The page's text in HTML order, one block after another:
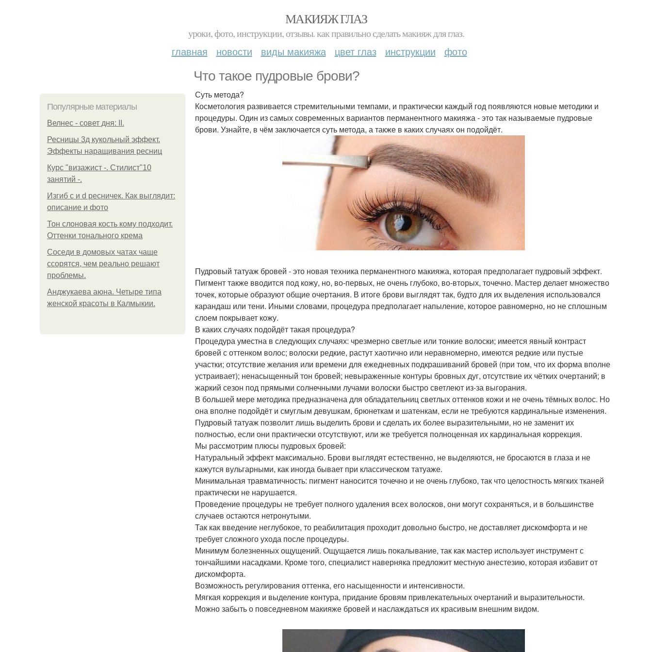
МАКИЯЖ ГЛАЗ
уроки, фото, инструкции, отзывы. как правильно сделать макияж для глаз.
главная новости виды макияжа цвет глаз инструкции фото
Что такое пудровые брови?
Популярные материалы
Велнес - совет дня: II.
Ресницы 3д кукольный эффект.
Эффекты наращивания ресниц
Курс "визажист -. Стилист"10
занятий -.
Изгиб c и d ресничек. Как выглядит:
описание и фото
Тон слоновая кость кому подходит.
Оттенки тонального крема
Соседи в домовых чатах чаще
ссорятся, чем реально решают
проблемы.
Анджукаева аюна. Четыре типа
женской красоты в Калмыкии.
Суть метода?
Косметология развивается стремительными темпами, и практически каждый год появляются новые методики и
процедуры. Один из самых современных вариантов перманентного макияжа - это так называемые пудровые
брови. Узнайте, в чём заключается суть метода, а также в каких случаях он подойдёт.
Пудровый татуаж бровей - это новая техника перманентного макияжа, которая предполагает пудровый эффект.
Пигмент также вводится под кожу, но, во-первых, не очень глубоко, во-вторых, точечно. Мастер делает множество
точек, которые образуют общие очертания. В итоге брови выглядят так, будто для их выделения использовался
карандаш или тени. Иными словами, процедура предполагает напыление, которое равномерно, но не сплошным
слоем покрывает кожу.
В каких случаях подойдёт такая процедура?
Процедура уместна в следующих случаях: чрезмерно светлые или тонкие волоски; имеется явный контраст
бровей с оттенком волос; волоски редкие, растут хаотично или неравномерно, имеются редкие или пустые
участки; отсутствие желания или времени для ежедневных подкрашиваний бровей (при том, что их форма вполне
устраивает); ненасыщенный тон бровей; невыраженные контуры бровных дуг, отсутствие их чётких очертаний; в
жаркий сезон под прямыми солнечными лучами волоски быстро светлеют из-за выгорания.
В большей мере методика предназначена для обладательниц светлых оттенков кожи и не очень тёмных волос. Но
она вполне подойдёт и смуглым девушкам, брюнеткам и шатенкам, если не требуются кардинальные изменения.
Пудровый татуаж позволит лишь выделить брови и сделать их более выразительными, но не заменит их
полностью, если они практически отсутствуют, или же требуется полноценная их кардинальная коррекция.
Мы рассмотрим плюсы пудровых бровей:
Натуральный эффект максимально. Брови выглядят естественно, не выделяются, не бросаются в глаза и не
кажутся вульгарными, как иногда бывает при классическом татуаже.
Минимальная травматичность: пигмент наносится точечно и не очень глубоко, так что целостность мягких тканей
практически не нарушается.
Проведение процедуры не требует полного удаления всех волосков, они могут сохраняться, и в большинстве
случаев остаются нетронутыми.
Так как введение неглубокое, то реабилитация проходит довольно быстро, не доставляет дискомфорта и не
требует сложного ухода после процедуры.
Минимум болезненных ощущений. Ощущается лишь покалывание, так как мастер использует инструмент с
тончайшими насадками. Кроме того, специалист наверняка предложит местную анестезию, которая избавит от
дискомфорта.
Возможность регулирования оттенка, его насыщенности и интенсивности.
Мягкая коррекция и выделение контура, придание бровям привлекательных очертаний и выразительности.
Можно забыть о повседневном макияже бровей и наслаждаться их красивым внешним видом.